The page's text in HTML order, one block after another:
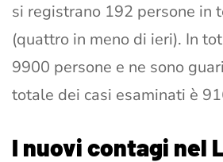
si registrano 192 persone in
(quattro in meno di ieri). In
9900 persone e ne sono
totale dei casi esaminati è
I nuovi contagi nel